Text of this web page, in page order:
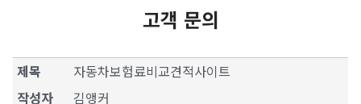
고객 문의
제목
자동차보험료비교견적사이트
작성자
김앵커